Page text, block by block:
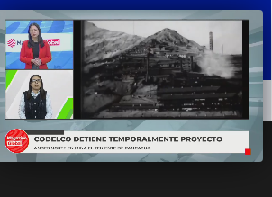
NOTICIERO POLÍTICA